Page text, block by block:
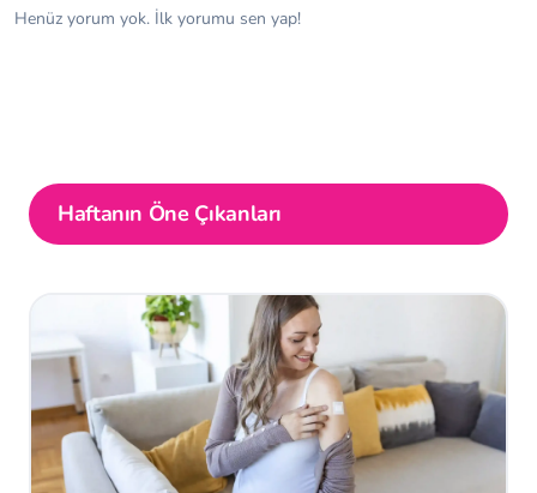
Henüz yorum yok. İlk yorumu sen yap!
Haftanın Öne Çıkanları